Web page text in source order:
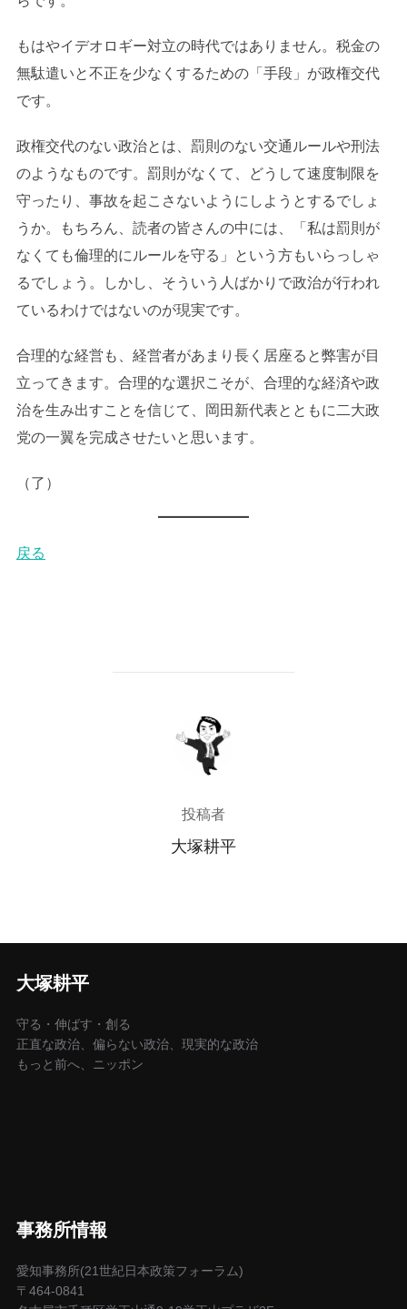
もはやイデオロギー対立の時代ではありません。税金の
無駄遣いと不正を少なくするための「手段」が政権交代
です。
政権交代のない政治とは、罰則のない交通ルールや刑法
のようなものです。罰則がなくて、どうして速度制限を
守ったり、事故を起こさないようにしようとするでしょ
うか。もちろん、読者の皆さんの中には、「私は罰則が
なくても倫理的にルールを守る」という方もいらっしゃ
るでしょう。しかし、そういう人ばかりで政治が行われ
ているわけではないのが現実です。
合理的な経営も、経営者があまり長く居座ると弊害が目
立ってきます。合理的な選択こそが、合理的な経済や政
治を生み出すことを信じて、岡田新代表とともに二大政
党の一翼を完成させたいと思います。
（了）
戻る
投稿者
投稿者
大塚耕平
大塚耕平
守る・伸ばす・創る
正直な政治、偏らない政治、現実的な政治
もっと前へ、ニッポン
事務所情報
愛知事務所(21世紀日本政策フォーラム)
〒464-0841